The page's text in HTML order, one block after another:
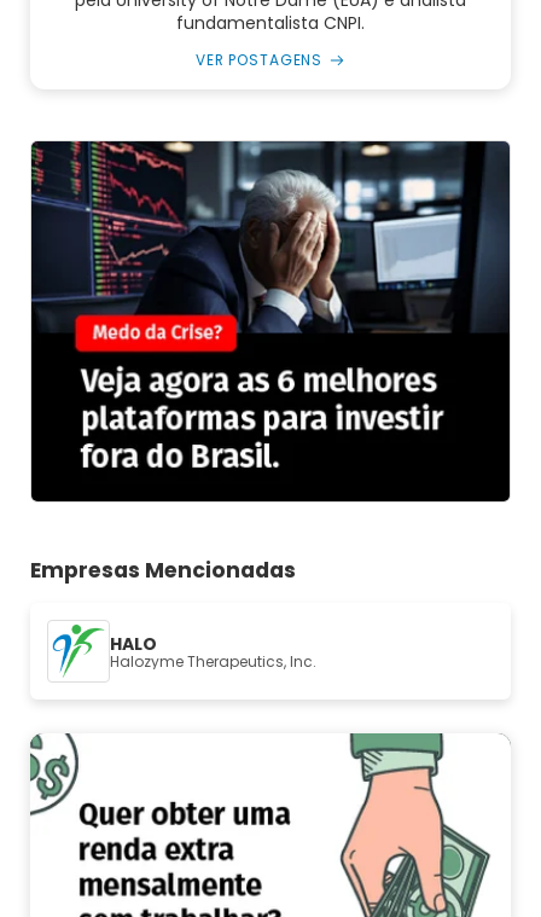
fundamentalista CNPI.
VER POSTAGENS
Empresas Mencionadas
HALO
Halozyme Therapeutics, Inc.